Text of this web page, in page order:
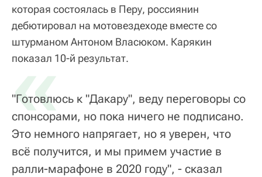
которая состоялась в Перу, россиянин
дебютировал на мотовездеходе вместе со
штурманом Антоном Власюком. Карякин
показал 10-й результат.
«
"Готовлюсь к "Дакару", веду переговоры со
спонсорами, но пока ничего не подписано.
Это немного напрягает, но я уверен, что
всё получится, и мы примем участие в
ралли-марафоне в 2020 году", - сказал